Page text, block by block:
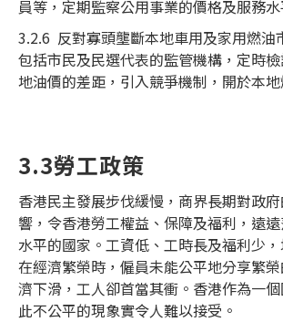
員等，定期監察公用事業的價格及服務水
3.2.6 反對寡頭壟斷本地車用及家用燃油
包括市民及民選代表的監管機構，定時
地油價的差距，引入競爭機制，開於本地
3.3勞工政策
香港民主發展步伐緩慢，商界長期對政
響，令香港勞工權益、保障及福利，遠
水平的國家。工資低、工時長及福利少，
在經濟繁榮時，僱員未能公平地分享繁
濟下滑，工人卻首當其衝。香港作為一
此不公平的現象實令人難以接受。